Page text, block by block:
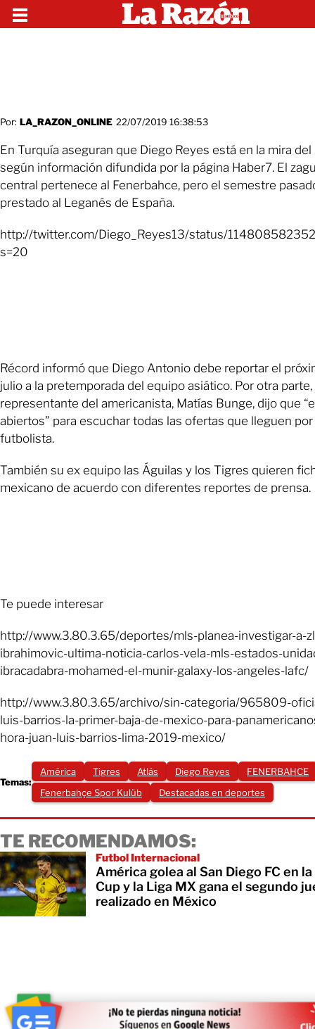
Por: LA_RAZON_ONLINE 22/07/2019 16:38:53
En Turquía aseguran que Diego Reyes está en la mira del
según información difundida por la página Haber7. El
central pertenece al Fenerbahce, pero el semestre
prestado al Leganés de España.
http://twitter.com/Diego_Reyes13/status/
s=20
Récord informó que Diego Antonio debe reportar el
julio a la pretemporada del equipo asiático. Por otra parte,
representante del americanista, Matías Bunge, dijo que
abiertos” para escuchar todas las ofertas que lleguen
futbolista.
También su ex equipo las Águilas y los Tigres quieren
mexicano de acuerdo con diferentes reportes de prensa.
Te puede interesar
http://www.3.80.3.65/deportes/mls-planea-investigar-a-
ibrahimovic-ultima-noticia-carlos-vela-mls-estados-
ibracadabra-mohamed-el-munir-galaxy-los-angeles-lafc/
http://www.3.80.3.65/archivo/sin-categoria/965809-
luis-barrios-la-primer-baja-de-mexico-para-
hora-juan-luis-barrios-lima-2019-mexico/
Temas:
América Tigres Atlás Diego Reyes
FENERBAHCE
Fenerbahçe Spor Kulüb
Destacadas en deportes
TE RECOMENDAMOS:
Futbol Internacional
América golea al San Diego FC en
Cup y la Liga MX gana el segundo
realizado en México